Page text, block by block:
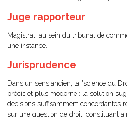
Juge rapporteur
Magistrat, au sein du tribunal de
une instance.
Jurisprudence
Dans un sens ancien, la "science du
précis et plus moderne : la solution
décisions suffisamment concordantes
sur une question de droit, constituant